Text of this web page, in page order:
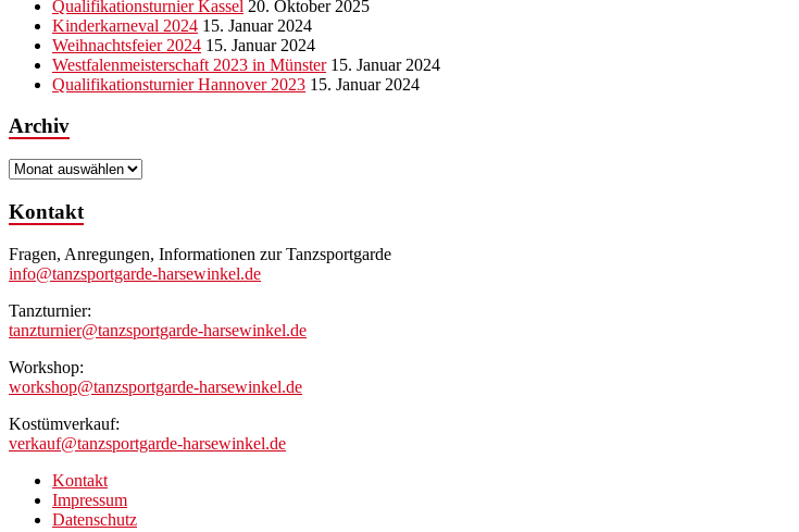
Qualifikationsturnier Kassel 20. Oktober 2025
Kinderkarneval 2024 15. Januar 2024
Weihnachtsfeier 2024 15. Januar 2024
Westfalenmeisterschaft 2023 in Münster 15. Januar 2024
Qualifikationsturnier Hannover 2023 15. Januar 2024
Archiv
Archiv
Kontakt
Fragen, Anregungen, Informationen zur Tanzsportgarde
info@tanzsportgarde-harsewinkel.de
Tanzturnier:
tanzturnier@tanzsportgarde-harsewinkel.de
Workshop:
workshop@tanzsportgarde-harsewinkel.de
Kostümverkauf:
verkauf@tanzsportgarde-harsewinkel.de
Kontakt
Impressum
Datenschutz